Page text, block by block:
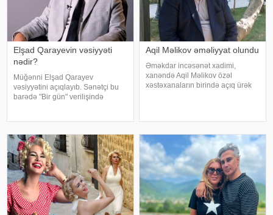
Elşad Qarayevin vəsiyyəti
nədir?
Müğənni Elşad Qarayev
vəsiyyətini açıqlayıb. Sənətçi bu
barədə "Bir gün" verilişində
köçəcəyik. Amma köçməyin d
Aqil Məlikov əməliyyat olundu
Əməkdar incəsənət xadimi,
xanəndə Aqil Məlikov özəl
xəstəxanaların birində açıq ürək